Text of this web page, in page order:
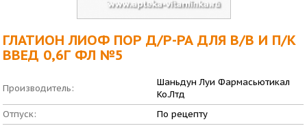
ГЛАТИОН ЛИОФ ПОР Д/Р-РА ДЛЯ В/В И П/К
ВВЕД 0,6Г ФЛ №5
Производитель:
Шаньдун Луи Фармасьютикал
Ко.Лтд
Отпуск:
По рецепту